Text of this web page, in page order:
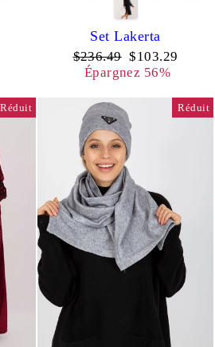
Set Lakerta
Prix
régulier
$236.49 Prix
réduit
$103.29
Épargnez 56%
Réduit Réduit